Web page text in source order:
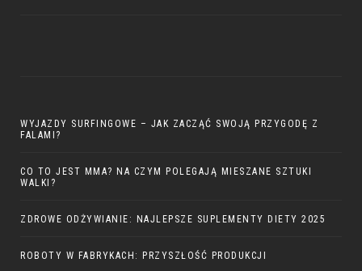
WYJAZDY SURFINGOWE – JAK ZACZĄĆ SWOJĄ PRZYGODĘ Z
FALAMI?
CO TO JEST MMA? NA CZYM POLEGAJĄ MIESZANE SZTUKI
WALKI?
ZDROWE ODŻYWIANIE: NAJLEPSZE SUPLEMENTY DIETY 2025
ROBOTY W FABRYKACH: PRZYSZŁOŚĆ PRODUKCJI